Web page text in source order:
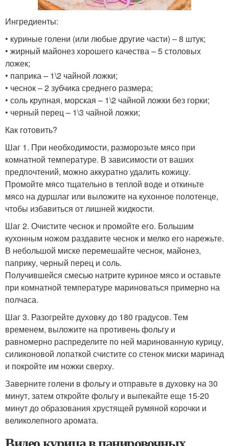
Ингредиенты:
• куриные голени (или любые другие части) – 8 штук;
• жирный майонез хорошего качества – 5 столовых
ложек;
• паприка – 1\2 чайной ложки;
• чеснок – 2 зубчика среднего размера;
• соль крупная, морская – 1\2 чайной ложки без горки;
• черный перец – 1\3 чайной ложки;
Как готовить?
Шаг 1. При необходимости, разморозьте мясо при
комнатной температуре. В зависимости от ваших
предпочтений, можно аккуратно удалить кожицу.
Промойте мясо тщательно в теплой воде и откиньте
мясо на дуршлаг или выложите на кухонное полотенце,
чтобы избавиться от лишней жидкости.
Шаг 2. Очистите чеснок и промойте его. Большим
кухонным ножом раздавите чеснок и мелко его нарежьте.
В небольшой миске перемешайте чеснок, майонез,
паприку, черный перец и соль.
Получившейся смесью натрите куриное мясо и оставьте
при комнатной температуре мариноваться примерно на
полчаса.
Шаг 3. Разогрейте духовку до 180 градусов. Тем
временем, выложите на противень фольгу и
равномерно распределите по ней маринованную курицу,
силиконовой лопаткой счистите со стенок миски маринад
и покройте им ножки сверху.
Заверните голени в фольгу и отправьте в духовку на 30
минут, затем откройте фольгу и выпекайте еще 15-20
минут до образования хрустящей румяной корочки и
великолепного аромата.